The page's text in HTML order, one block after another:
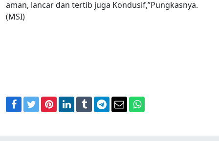
aman, lancar dan tertib juga Kondusif,”Pungkasnya.
(MSI)
Facebook
TwitterPinterest
LinkedIn
TumblrTelegram
EmailWhatsApp